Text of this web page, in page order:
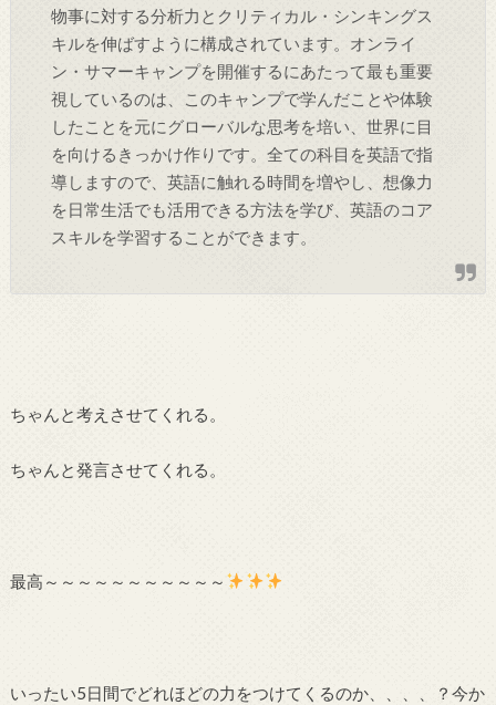
物事に対する分析力とクリティカル・シンキングス
キルを伸ばすように構成されています。オンライ
ン・サマーキャンプを開催するにあたって最も重要
視しているのは、このキャンプで学んだことや体験
したことを元にグローバルな思考を培い、世界に目
を向けるきっかけ作りです。全ての科目を英語で指
導しますので、英語に触れる時間を増やし、想像力
を日常生活でも活用できる方法を学び、英語のコア
スキルを学習することができます。
ちゃんと考えさせてくれる。
ちゃんと発言させてくれる。
最高～～～～～～～～～～～
いったい5日間でどれほどの力をつけてくるのか、、、、？今か